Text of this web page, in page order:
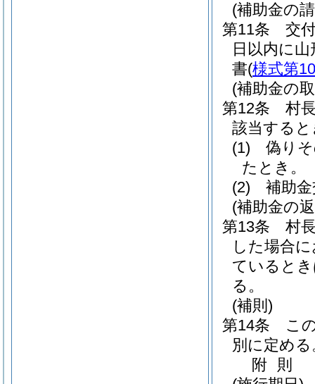
(補助金の
第11条
交
日以内に
書(様式第
(補助金の
第12条
村
該当する
(1)
偽り
たとき。
(2)
補助
(補助金の
第13条
村
した場合
ていると
る。
(補則)
第14条
こ
別に定める
附 則